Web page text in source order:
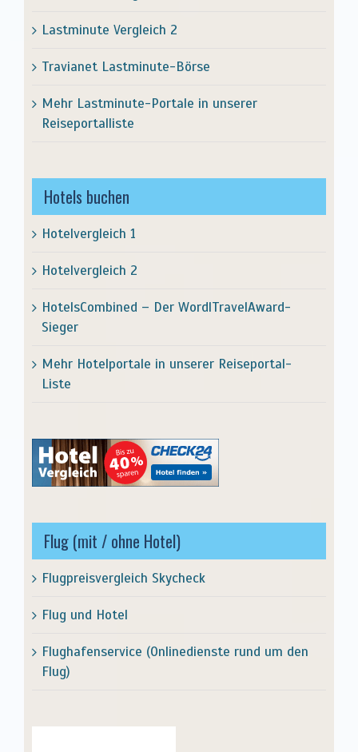
Lastminute Vergleich 2
Travianet Lastminute-Börse
Mehr Lastminute-Portale in unserer
Reiseportalliste
Hotels buchen
Hotelvergleich 1
Hotelvergleich 2
HotelsCombined – Der WordlTravelAward-
Sieger
Mehr Hotelportale in unserer Reiseportal-
Liste
Flug (mit / ohne Hotel)
Flugpreisvergleich Skycheck
Flug und Hotel
Flughafenservice (Onlinedienste rund um den
Flug)